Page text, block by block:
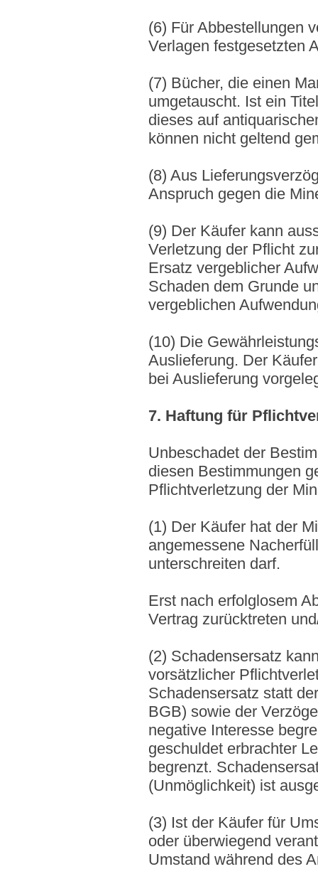
(6) Für Abbestellungen
Verlagen festgesetzten
(7) Bücher, die einen
umgetauscht. Ist ein
dieses auf
können nicht geltend
(8) Aus
Anspruch gegen die
(9) Der Käufer kann
Verletzung der Pflicht
Ersatz vergeblicher
Schaden dem Grunde
vergeblichen
(10) Die
Auslieferung. Der
bei Auslieferung
7. Haftung für
Unbeschadet der
diesen Bestimmungen
Pflichtverletzung der
(1) Der Käufer hat der
angemessene
unterschreiten darf.
Erst nach erfolglosem
Vertrag zurücktreten
(2) Schadensersatz
vorsätzlicher
Schadensersatz statt
BGB) sowie der
negative Interesse
geschuldet erbrachter
begrenzt.
(Unmöglichkeit) ist
(3) Ist der Käufer für
oder überwiegend
Umstand während des